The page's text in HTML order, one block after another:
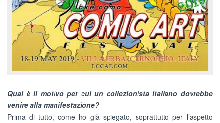
Qual è il motivo per cui un collezionista italiano dovrebbe
venire alla manifestazione?
Prima di tutto, come ho già spiegato, soprattutto per l’aspetto